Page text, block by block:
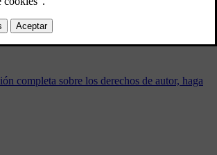
completa sobre los derechos de autor, haga